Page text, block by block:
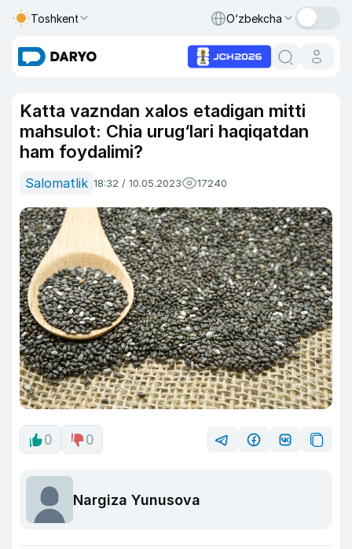
Toshkent O‘zbekcha
Katta vazndan xalos etadigan mitti
mahsulot: Chia urug‘lari haqiqatdan
ham foydalimi?
Salomatlik 18:32 / 10.05.2023 17240
0 0
Nargiza Yunusova